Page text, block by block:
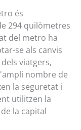
és
294 quilòmetres
del metro ha
se als canvis
viatgers,
nombre de
la seguretat i
utilitzen la
la capital